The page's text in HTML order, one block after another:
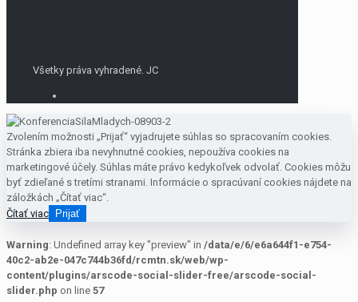
Všetky práva vyhradené. JC
Zvolením možnosti „Prijať“ vyjadrujete súhlas so spracovaním cookies.
Stránka zbiera iba nevyhnutné cookies, nepoužíva cookies na
marketingové účely. Súhlas máte právo kedykoľvek odvolať. Cookies môžu
byť zdieľané s tretími stranami. Informácie o spracúvaní cookies nájdete na
záložkách „Čítať viac“.
Čítať viac Prijať
Warning: Undefined array key "preview" in /data/e/6/e6a644f1-e754-
40c2-ab2e-047c744b36fd/rcmtn.sk/web/wp-
content/plugins/arscode-social-slider-free/arscode-social-
slider.php on line 57